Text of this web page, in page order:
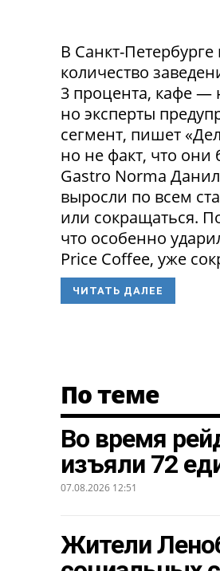
В Санкт-
количество
3 процента, кафе —
но эксперты
сегмент, пишет
но не факт, что
Gastro Norma
выросли по всем
или сокращаться.
что особенно
Price Coffee, уже
ЧИТАТЬ ДАЛЕЕ
По теме
Во время
изъяли 72
07.08.2026 12:51
Жители